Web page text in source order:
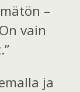
–
vain
ja